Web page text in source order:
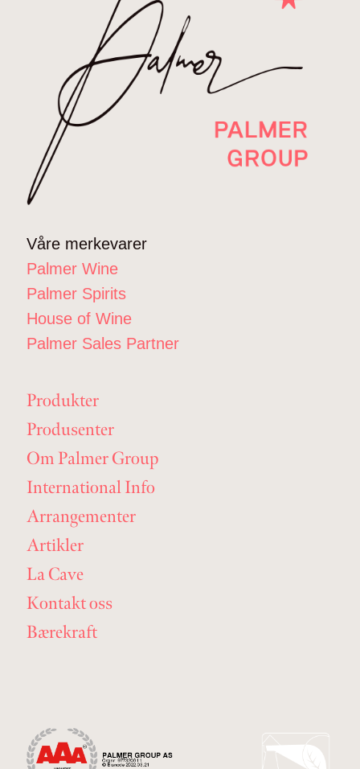
Våre merkevarer
Palmer Wine
Palmer Spirits
House of Wine
Palmer Sales Partner
Produkter
Produsenter
Om Palmer Group
International Info
Arrangementer
Artikler
La Cave
Kontakt oss
Bærekraft